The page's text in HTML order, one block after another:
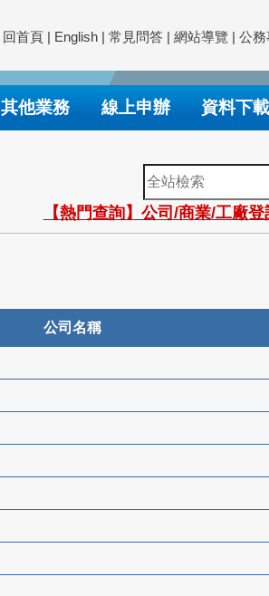
回首頁 | English | 常見問答 | 網站導覽 | 公務
其他業務 線上申辦 資料下載
全
站
檢
索
【熱門查詢】公司/商業/工廠
公司名稱